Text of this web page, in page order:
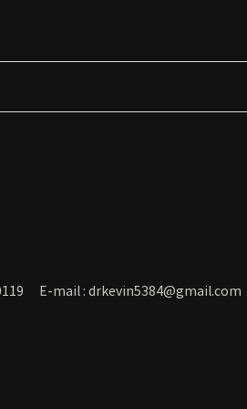
E-mail : drkevin5384@gmail.com